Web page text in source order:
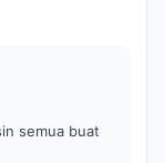
semua buat